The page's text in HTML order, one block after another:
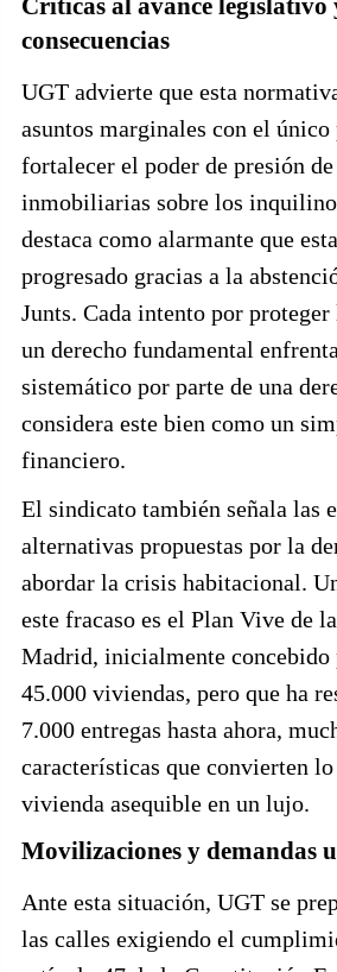
Críticas al avance legislativo
consecuencias
UGT advierte que esta
asuntos marginales con el
fortalecer el poder de presión de
inmobiliarias sobre los
destaca como alarmante que
progresado gracias a la
Junts. Cada intento por
un derecho fundamental
sistemático por parte de una
considera este bien como un
financiero.
El sindicato también señala las
alternativas propuestas por la
abordar la crisis habitacional.
este fracaso es el Plan Vive de
Madrid, inicialmente concebido
45.000 viviendas, pero que ha
7.000 entregas hasta ahora,
características que convierten
vivienda asequible en un lujo.
Movilizaciones y demandas
Ante esta situación, UGT se
las calles exigiendo el